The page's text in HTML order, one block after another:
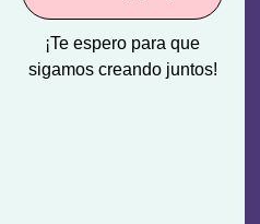
¡Te espero para que
sigamos creando juntos!